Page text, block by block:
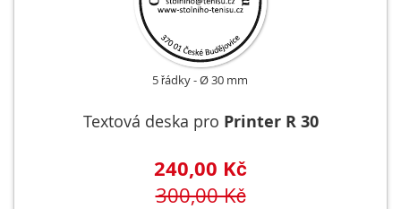
5 řádky Ø 30 mm
Textová deska pro Printer R 30
240,00 Kč
300,00 Kč